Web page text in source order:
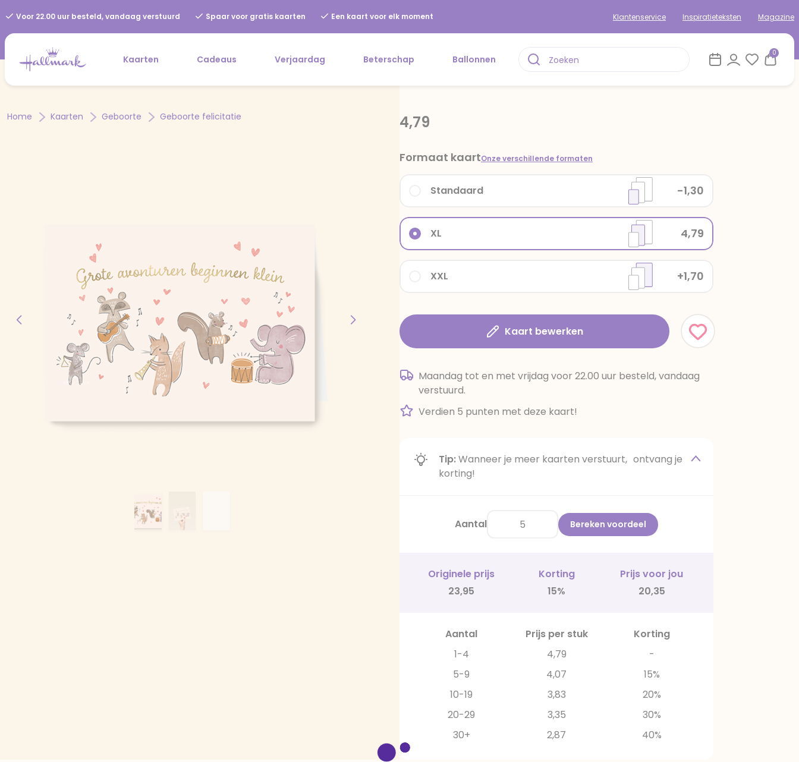
Voor 22.00 uur besteld, vandaag verstuurd Spaar voor gratis kaarten Een kaart voor elk moment Klantenservice Inspiratieteksten Magazine
Kaarten Cadeaus Verjaardag Beterschap Ballonnen
0
Home Kaarten Geboorte Geboorte felicitatie 4,79
Formaat kaartOnze verschillende formaten
XXL +1,70
XL 4,79
Standaard -1,30
Kaart bewerken
Maandag tot en met vrijdag voor 22.00 uur besteld, vandaag
verstuurd.
Verdien 5 punten met deze kaart!
Tip:Wanneer je meer kaarten verstuurt, ontvang je
korting!
Aantal Bereken voordeel
Originele prijs Korting
Prijs voor jou
23,95
15% 20,35
Aantal Prijs per stuk
Korting
1-4
4,79
-
5-9
4,07
15%
10-19
3,83
20%
20-29
3,35
30%
30+
2,87 40%